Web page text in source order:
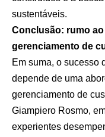
sustentáveis.
Conclusão: rumo
gerenciamento de
Em suma, o sucesso
depende de uma
gerenciamento de
Giampiero Rosmo,
experientes